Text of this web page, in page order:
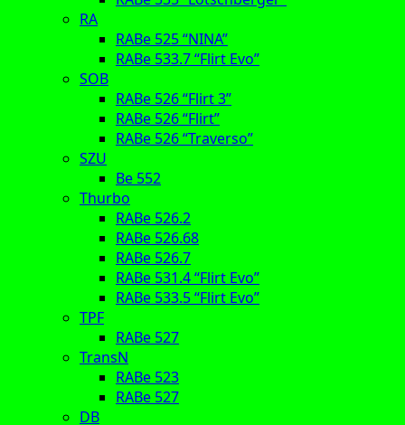
RA
RABe 525 “NINA”
RABe 533.7 “Flirt Evo”
SOB
RABe 526 “Flirt 3”
RABe 526 “Flirt”
RABe 526 “Traverso”
SZU
Be 552
Thurbo
RABe 526.2
RABe 526.68
RABe 526.7
RABe 531.4 “Flirt Evo”
RABe 533.5 “Flirt Evo”
TPF
RABe 527
TransN
RABe 523
RABe 527
DB